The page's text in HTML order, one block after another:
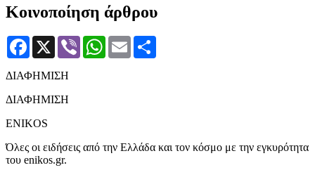
Κοινοποίηση άρθρου
Facebook
X Viber WhatsApp
Email
ΔΙΑΦΗΜΙΣΗ
ΔΙΑΦΗΜΙΣΗ
ENIKOS
Όλες οι ειδήσεις από την Ελλάδα και τον κόσμο με την εγκυρότητα
του enikos.gr.